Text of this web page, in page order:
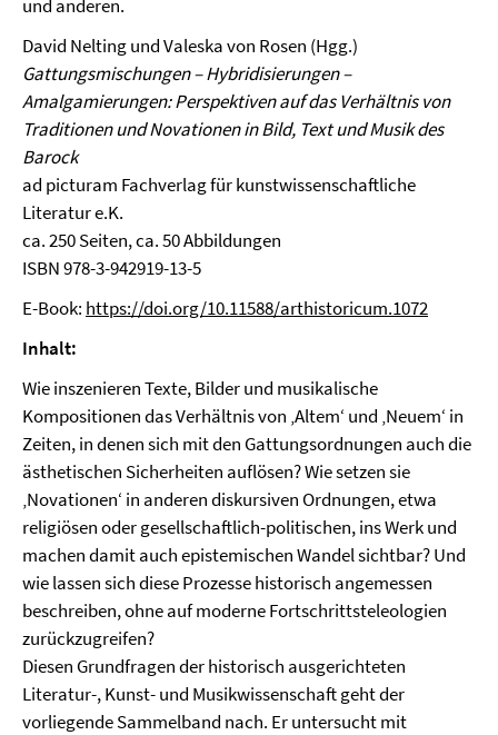
und anderen.
David Nelting und Valeska von Rosen (Hgg.)
Gattungsmischungen – Hybridisierungen –
Amalgamierungen: Perspektiven auf das Verhältnis von
Traditionen und Novationen in Bild, Text und Musik des
Barock
ad picturam Fachverlag für kunstwissenschaftliche
Literatur e.K.
ca. 250 Seiten, ca. 50 Abbildungen
ISBN 978-3-942919-13-5
E-Book: https://doi.org/10.11588/arthistoricum.1072
Inhalt:
Wie inszenieren Texte, Bilder und musikalische
Kompositionen das Verhältnis von ‚Altem‘ und ‚Neuem‘ in
Zeiten, in denen sich mit den Gattungsordnungen auch die
ästhetischen Sicherheiten auflösen? Wie setzen sie
‚Novationen‘ in anderen diskursiven Ordnungen, etwa
religiösen oder gesellschaftlich-politischen, ins Werk und
machen damit auch epistemischen Wandel sichtbar? Und
wie lassen sich diese Prozesse historisch angemessen
beschreiben, ohne auf moderne Fortschrittsteleologien
zurückzugreifen?
Diesen Grundfragen der historisch ausgerichteten
Literatur-, Kunst- und Musikwissenschaft geht der
vorliegende Sammelband nach. Er untersucht mit